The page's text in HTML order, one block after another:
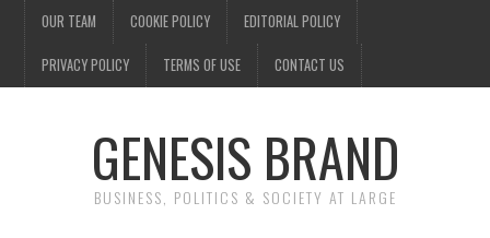
OUR TEAM COOKIE POLICY EDITORIAL POLICY
PRIVACY POLICY TERMS OF USE CONTACT US
GENESIS BRAND
BUSINESS, POLITICS & SOCIETY AT LARGE